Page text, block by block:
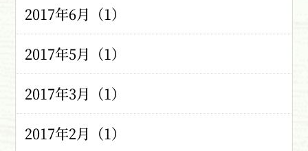
2017年6月（1）
2017年5月（1）
2017年3月（1）
2017年2月（1）